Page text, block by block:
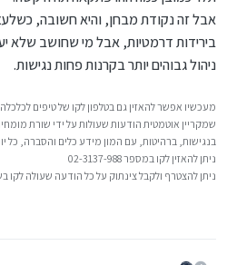
אבל זה נקודת מבחן, והיא חשובה,
בירידות דרמטיות, אבל מי שחושב שלא
ניהול גבוהים יותר בקרנות פחות נגישות.
מעכשיו אפשר להאזין גם בטלפון לקו של טיפים
שמקריין אוטמטית הודעות שעולות על ידי שורת
בנגישות, ברהיטות, עם המון מידע כלים והסברה, כל
ניתן להאזין לקו במספר 02-3137-988
ניתן להצטרף ולקבל צינתוק על כל הודעה שעולה לקו